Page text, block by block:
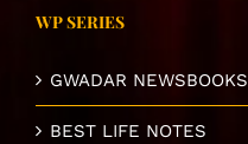
WP SERIES
GWADAR NEWSBOOKS
BEST LIFE NOTES